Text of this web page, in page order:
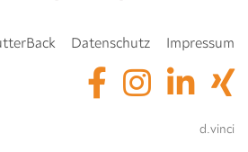
Datenschutz Impressum
d.vinci